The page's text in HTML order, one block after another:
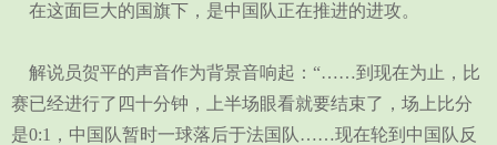
在这面巨大的国旗下，是中国队正在推进的进攻。
解说员贺平的声音作为背景音响起：“……到现在为止，比
赛已经进行了四十分钟，上半场眼看就要结束了，场上比分
是0:1，中国队暂时一球落后于法国队……现在轮到中国队反